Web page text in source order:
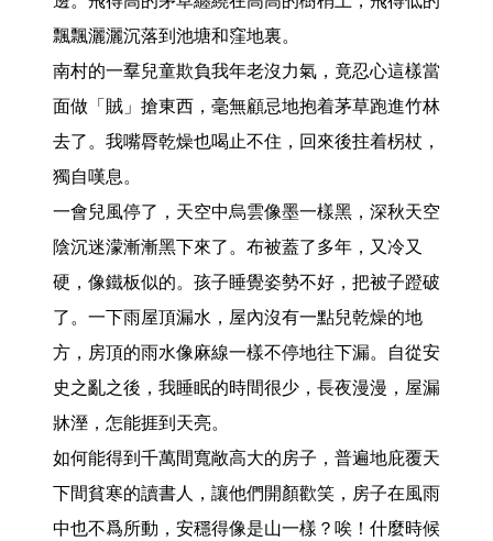
飄飄灑灑沉落到池塘和窪地裏。
南村的一羣兒童欺負我年老沒力氣，竟忍心這樣當
面做「賊」搶東西，毫無顧忌地抱着茅草跑進竹林
去了。我嘴脣乾燥也喝止不住，回來後拄着柺杖，
獨自嘆息。
一會兒風停了，天空中烏雲像墨一樣黑，深秋天空
陰沉迷濛漸漸黑下來了。布被蓋了多年，又冷又
硬，像鐵板似的。孩子睡覺姿勢不好，把被子蹬破
了。一下雨屋頂漏水，屋內沒有一點兒乾燥的地
方，房頂的雨水像麻線一樣不停地往下漏。自從安
史之亂之後，我睡眠的時間很少，長夜漫漫，屋漏
牀溼，怎能捱到天亮。
如何能得到千萬間寬敞高大的房子，普遍地庇覆天
下間貧寒的讀書人，讓他們開顏歡笑，房子在風雨
中也不爲所動，安穩得像是山一樣？唉！什麼時候